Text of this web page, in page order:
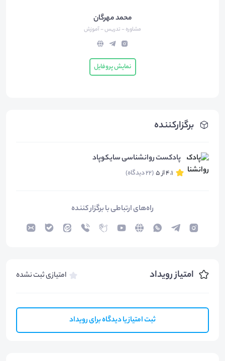
برگزارکننده
پادکست روانشناسی سایکوپاد
4.1 از 5 (22 دیدگاه)
راه‌های ارتباطی با برگزار کننده
امتیاز رویداد امتیازی ثبت نشده
ثبت امتیاز یا دیدگاه برای رویداد
محمد مهرگان
مشاوره - تدریس - آموزش
نمایش پروفایل